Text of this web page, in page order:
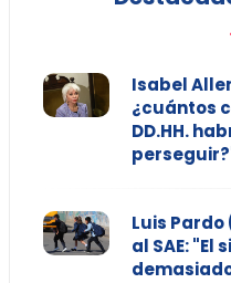
Isabel
¿cuántos
DD.HH.
Luis
al SAE: